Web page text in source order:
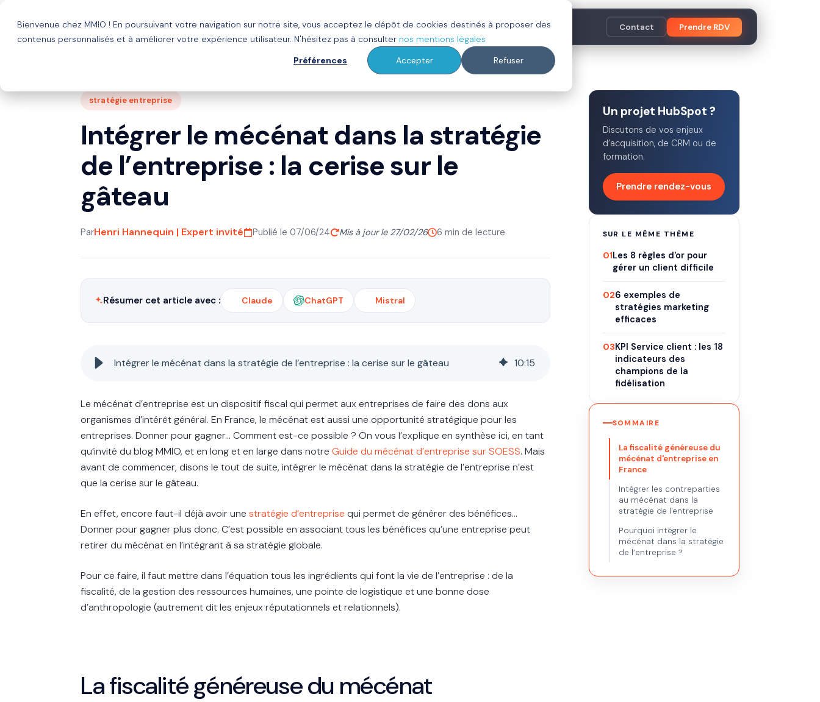
Bienvenue chez MMIO ! En poursuivant votre navigation sur notre site, vous acceptez le dépôt de cookies destinés à proposer des
contenus personnalisés et à améliorer votre expérience utilisateur. N'hésitez pas à consulter nos mentions légales
Préférences
Accepter Refuser
Solutions Agence HubSpot Clients À propos Ressources Contact Prendre RDV
stratégie entreprise
Intégrer le mécénat dans la stratégie
de l’entreprise : la cerise sur le
gâteau
ParHenri Hannequin | Expert invité Publié le 07/06/24 Mis à jour le 27/02/26 6 min de lecture
Résumer cet article avec : Claude ChatGPT Mistral
Intégrer le mécénat dans la stratégie de l’entreprise : la cerise sur le gâteau 10:15
Le mécénat d’entreprise est un dispositif fiscal qui permet aux entreprises de faire des dons aux
organismes d’intérêt général. En France, le mécénat est aussi une opportunité stratégique pour les
entreprises. Donner pour gagner… Comment est-ce possible ? On vous l’explique en synthèse ici, en tant
qu’invité du blog MMIO, et en long et en large dans notre Guide du mécénat d’entreprise sur SOESS. Mais
avant de commencer, disons le tout de suite, intégrer le mécénat dans la stratégie de l’entreprise n’est
que la cerise sur le gâteau.
En effet, encore faut-il déjà avoir une stratégie d’entreprise qui permet de générer des bénéfices...
Donner pour gagner plus donc. C’est possible en associant tous les bénéfices qu’une entreprise peut
retirer du mécénat en l’intégrant à sa stratégie globale.
Pour ce faire, il faut mettre dans l’équation tous les ingrédients qui font la vie de l’entreprise : de la
fiscalité, de la gestion des ressources humaines, une pointe de logistique et une bonne dose
d’anthropologie (autrement dit les enjeux réputationnels et relationnels).
La fiscalité généreuse du mécénat
Un projet HubSpot ?
Discutons de vos enjeux
d’acquisition, de CRM ou de
formation.
Prendre rendez-vous
SUR LE MÊME THÈME
01Les 8 règles d'or pour
gérer un client difficile
026 exemples de
stratégies marketing
efficaces
03KPI Service client : les 18
indicateurs des
champions de la
fidélisation
SOMMAIRE
La fiscalité généreuse du
mécénat d'entreprise en
France
Intégrer les contreparties
au mécénat dans la
stratégie de l'entreprise
Pourquoi intégrer le
mécénat dans la stratégie
de l’entreprise ?